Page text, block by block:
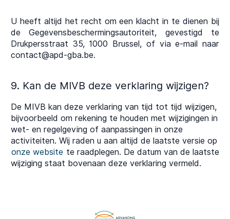
U heeft altijd het recht om een klacht in te dienen bij
de Gegevensbeschermingsautoriteit, gevestigd te
Drukpersstraat 35, 1000 Brussel, of via e-mail naar
contact@apd-gba.be.
9. Kan de MIVB deze verklaring wijzigen?
De MIVB kan deze verklaring van tijd tot tijd wijzigen,
bijvoorbeeld om rekening te houden met wijzigingen in
wet- en regelgeving of aanpassingen in onze
activiteiten. Wij raden u aan altijd de laatste versie op
onze website te raadplegen. De datum van de laatste
wijziging staat bovenaan deze verklaring vermeld.